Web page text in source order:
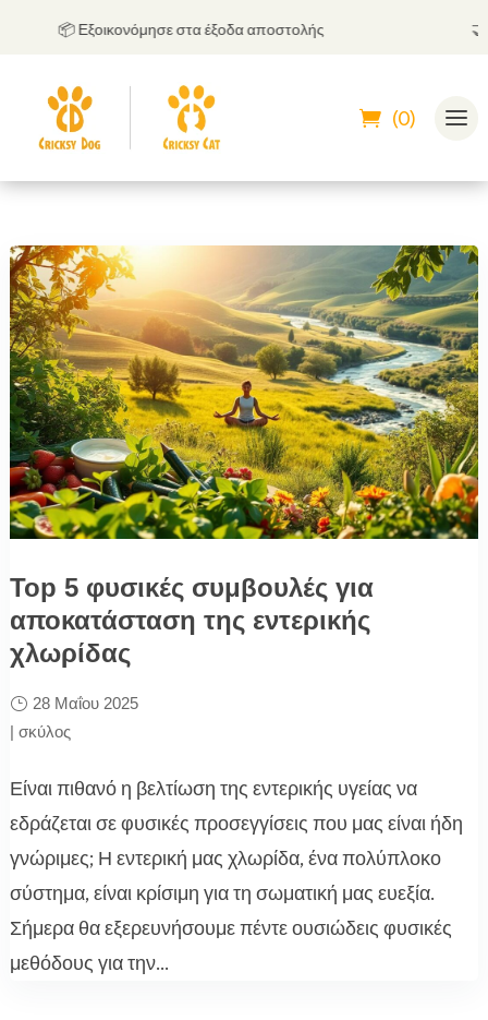
📦 Εξοικονόμησε στα έξοδα αποστολής
(0)
Top 5 φυσικές συμβουλές για
αποκατάσταση της εντερικής
χλωρίδας
28 Μαΐου 2025
| σκύλος
Είναι πιθανό η βελτίωση της εντερικής υγείας να
εδράζεται σε φυσικές προσεγγίσεις που μας είναι ήδη
γνώριμες; Η εντερική μας χλωρίδα, ένα πολύπλοκο
σύστημα, είναι κρίσιμη για τη σωματική μας ευεξία.
Σήμερα θα εξερευνήσουμε πέντε ουσιώδεις φυσικές
μεθόδους για την...